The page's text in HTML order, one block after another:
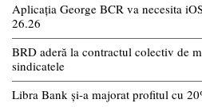
Aplicația George BCR va necesita
26.26
BRD aderă la contractul colectiv de
sindicatele
Libra Bank și-a majorat profitul cu